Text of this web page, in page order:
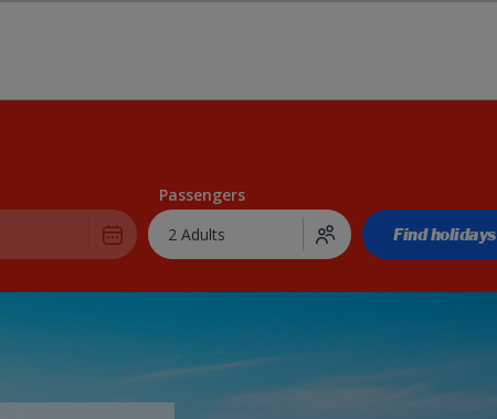
Passengers
2 Adults
Find holidays